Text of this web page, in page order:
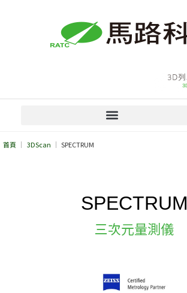
首頁 3DScan SPECTRUM
SPECTRUM
三次元量測儀